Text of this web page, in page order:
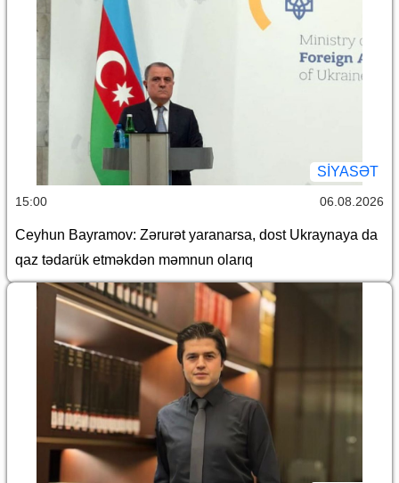
SİYASƏT
15:00 06.08.2026
Ceyhun Bayramov: Zərurət yaranarsa, dost Ukraynaya da
qaz tədarük etməkdən məmnun olarıq